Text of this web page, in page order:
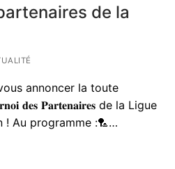
de la
annoncer la toute
𝐝𝐞𝐬 𝐏𝐚𝐫𝐭𝐞𝐧𝐚𝐢𝐫𝐞𝐬 de la Ligue
! Au programme :🏸…